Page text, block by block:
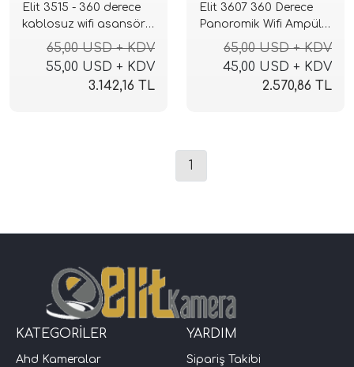
Elit 3515 - 360 derece
kablosuz wifi asansör
kamerası
65,00 USD + KDV
55,00 USD + KDV
3.142,16 TL
Elit 3607 360 Derece
Panoromik Wifi Ampül
Kamera 1080p Full Hd
65,00 USD + KDV
45,00 USD + KDV
2.570,86 TL
1
KATEGORİLER
Ahd Kameralar
YARDIM
Sipariş Takibi